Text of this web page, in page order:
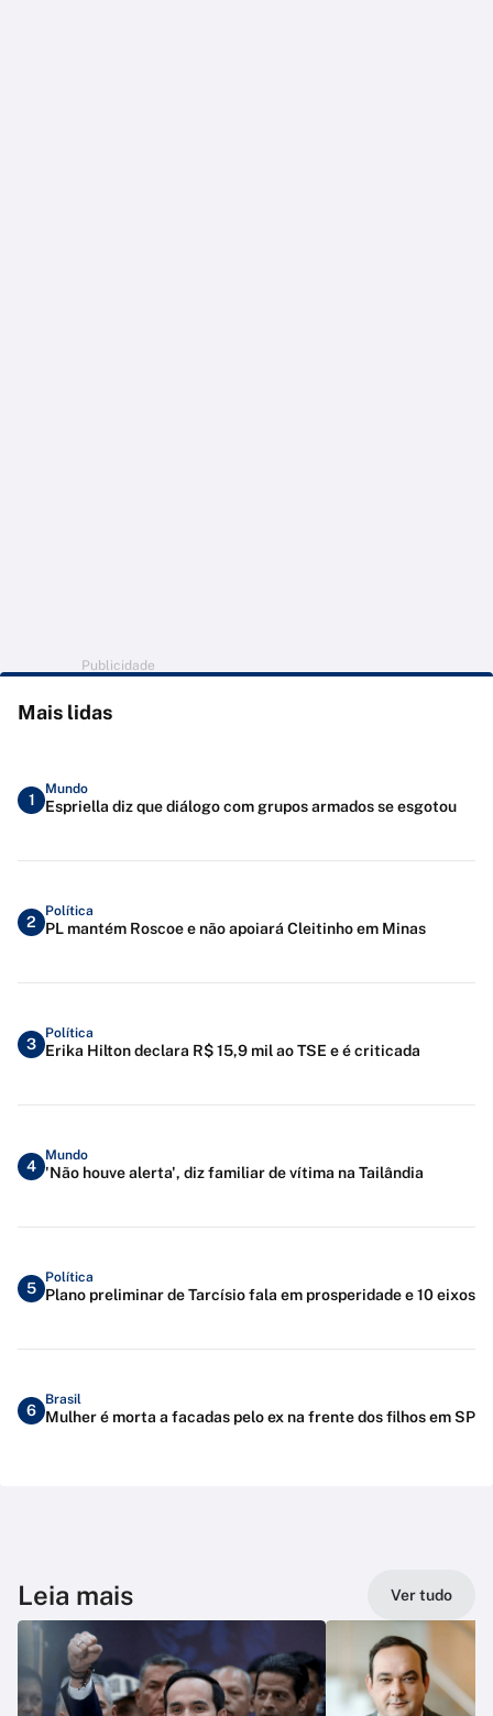
Publicidade
Mais lidas
1
Mundo
Espriella diz que diálogo com grupos armados se esgotou
2
Política
PL mantém Roscoe e não apoiará Cleitinho em Minas
3
Política
Erika Hilton declara R$ 15,9 mil ao TSE e é criticada
4
Mundo
'Não houve alerta', diz familiar de vítima na Tailândia
5
Política
Plano preliminar de Tarcísio fala em prosperidade e 10 eixos
6
Brasil
Mulher é morta a facadas pelo ex na frente dos filhos em SP
Leia mais Ver tudo